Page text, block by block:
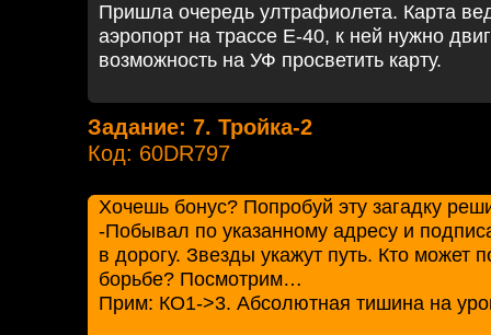
Пришла очередь ултрафиолета. Карта
аэропорт на трассе Е-40, к ней нужно
возможность на УФ просветить карту.
Задание: 7. Тройка-2
Код: 60DR797
Хочешь бонус? Попробуй эту загадку
-Побывал по указанному адресу и
в дорогу. Звезды укажут путь. Кто может
борьбе? Посмотрим…
Прим: КО1->3. Абсолютная тишина на